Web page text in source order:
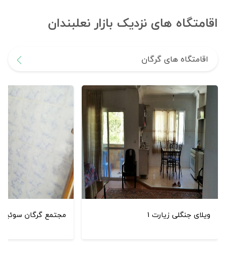
اقامتگاه های نزدیک بازار نعلبندان
اقامتگاه های گرگان
ویلای جنگلی زیارت 1 مجتمع گرگان